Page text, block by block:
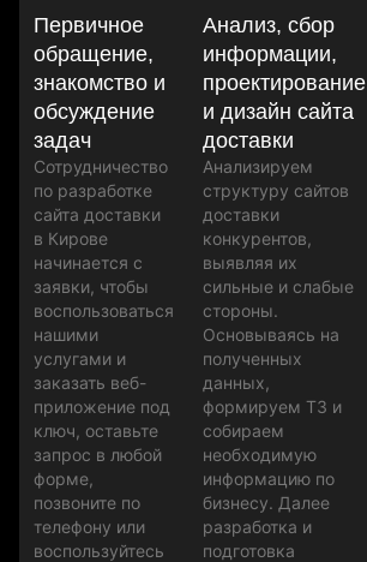
Первичное
обращение,
знакомство и
обсуждение
задач
Сотрудничество
по разработке
сайта доставки
в Кирове
начинается с
заявки, чтобы
воспользоваться
нашими
услугами и
заказать веб-
приложение под
ключ, оставьте
запрос в любой
форме,
позвоните по
телефону или
воспользуйтесь
Анализ, сбор
информации,
проектирование
и дизайн сайта
доставки
Анализируем
структуру сайтов
доставки
конкурентов,
выявляя их
сильные и слабые
стороны.
Основываясь на
полученных
данных,
формируем ТЗ и
собираем
необходимую
информацию по
бизнесу. Далее
разработка и
подготовка